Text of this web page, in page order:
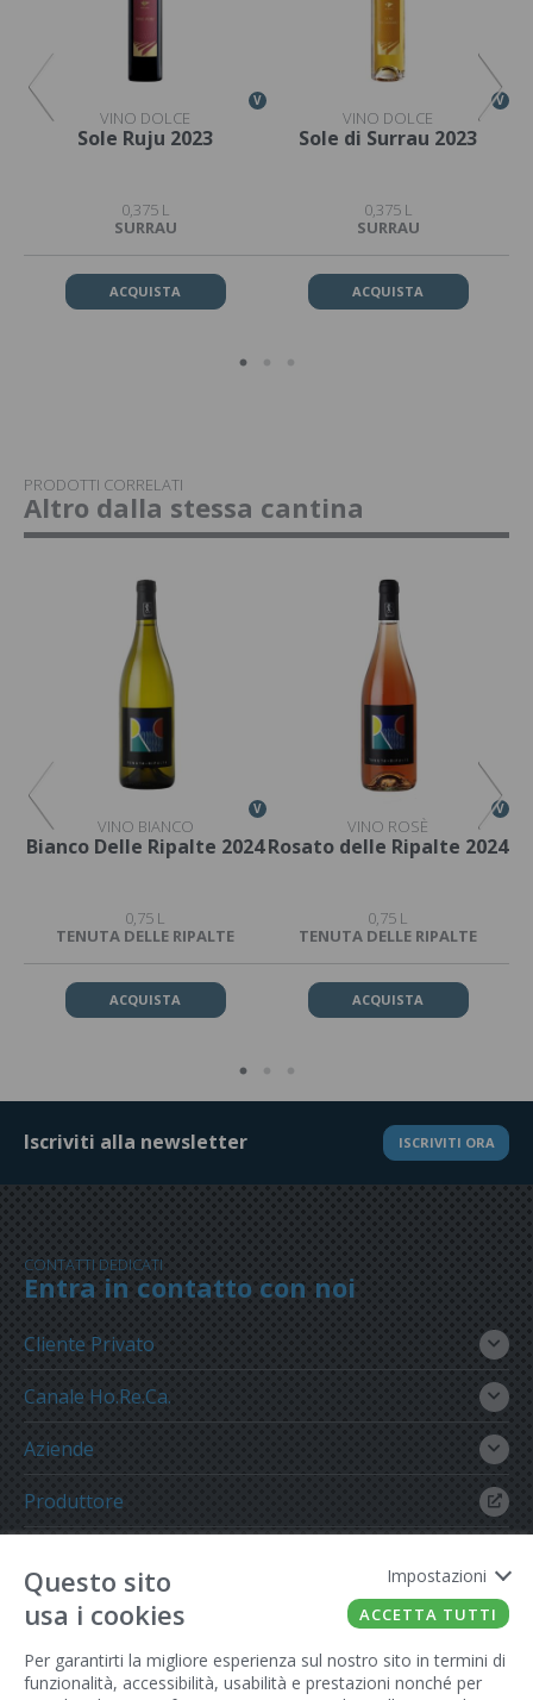
V
VINO DOLCE
Sole Ruju 2023
0,375 L
SURRAU
ACQUISTA
V
VINO DOLCE
Sole di Surrau 2023
0,375 L
SURRAU
ACQUISTA
PRODOTTI CORRELATI
Altro dalla stessa cantina
V
VINO BIANCO
Bianco Delle Ripalte 2024
0,75 L
TENUTA DELLE RIPALTE
ACQUISTA
V
VINO ROSÈ
Rosato delle Ripalte 2024
0,75 L
TENUTA DELLE RIPALTE
ACQUISTA
Iscriviti alla newsletter ISCRIVITI ORA
CONTATTI DEDICATI
Entra in contatto con noi
Cliente Privato
Canale Ho.Re.Ca.
Aziende
Produttore
FATTO CON IL DA EUROBUSINESS
Questo sito
usa i cookies
Per garantirti la migliore esperienza sul nostro sito in termini di
funzionalità, accessibilità, usabilità e prestazioni nonché per
Impostazioni
ACCETTA TUTTI